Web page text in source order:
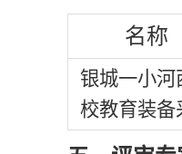
名称
银城一小河
校教育装备